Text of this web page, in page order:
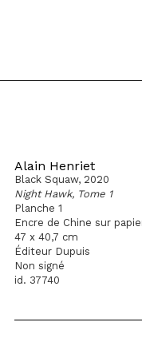
Alain Henriet
Black Squaw, 2020
Night Hawk, Tome 1
Planche 1
Encre de Chine sur
47 x 40,7 cm
Éditeur Dupuis
Non signé
id. 37740